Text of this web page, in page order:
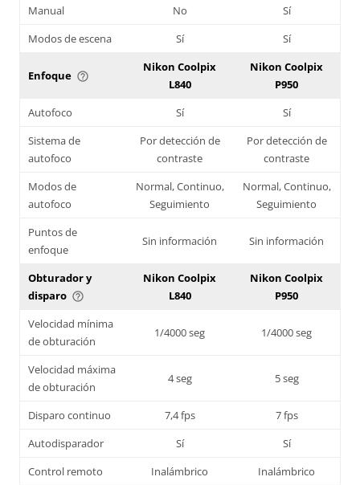
Manual No
Sí
Modos de escena
Sí Sí
Enfoque help_outline
Nikon Coolpix
L840
Nikon Coolpix
P950
Autofoco
Sí
Sí
Sistema de
autofoco
Por detección de
contraste
Por detección de
contraste
Modos de
autofoco
Normal, Continuo,
Seguimiento
Normal, Continuo,
Seguimiento
Puntos de
enfoque
Sin información Sin información
Obturador y
disparo help_outline
Nikon Coolpix
L840
Nikon Coolpix
P950
Velocidad mínima
de obturación
1/4000 seg 1/4000 seg
Velocidad máxima
de obturación
4 seg 5 seg
Disparo continuo 7,4 fps
7 fps
Autodisparador
Sí
Sí
Control remoto
Inalámbrico
Inalámbrico